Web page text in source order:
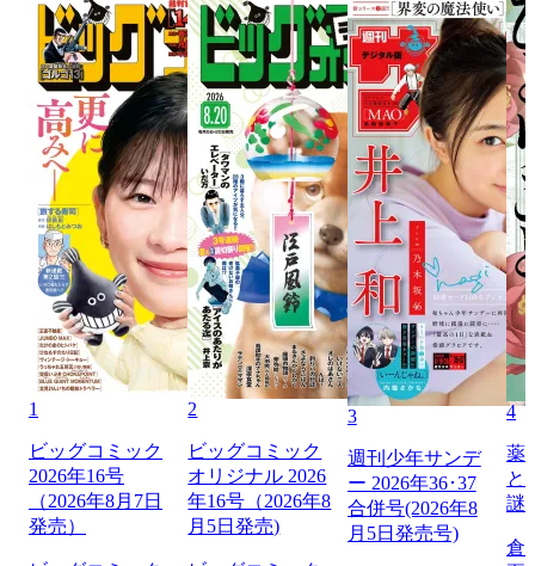
1
ビッグコミック
2026年16号
（2026年8月7日
発売）
2
ビッグコミック
オリジナル 2026
年16号（2026年8
月5日発売)
3
週刊少年サンデ
ー 2026年36･37
合併号(2026年8
月5日発売号)
4
薬
と
謎
倉